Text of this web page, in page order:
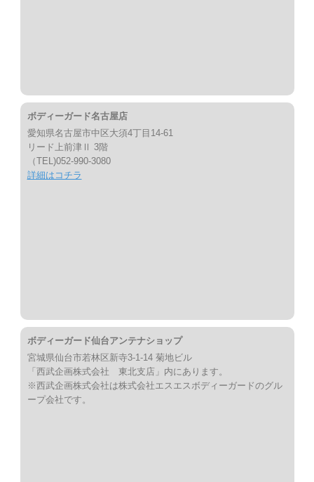
ボディーガード名古屋店
愛知県名古屋市中区大須4丁目14-61
リード上前津Ⅱ 3階
（TEL)052-990-3080
詳細はコチラ
ボディーガード仙台アンテナショップ
宮城県仙台市若林区新寺3-1-14 菊地ビル
「西武企画株式会社 東北支店」内にあります。
※西武企画株式会社は株式会社エスエスボディーガードのグル
ープ会社です。